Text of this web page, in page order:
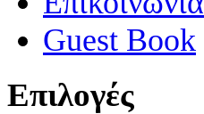
Guest Book
Επιλογές